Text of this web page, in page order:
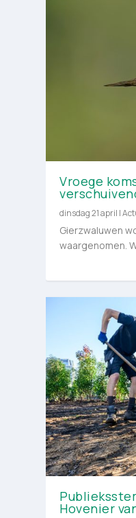
Vroege
dinsdag 21 april |
Gierzwaluwen
waargenomen.
Hovenier